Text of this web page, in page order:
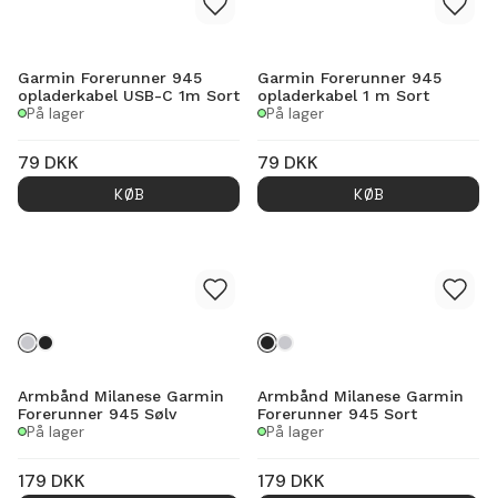
Garmin Forerunner 945
opladerkabel USB-C 1m Sort
På lager
79 DKK
KØB
Garmin Forerunner 945
opladerkabel 1 m Sort
På lager
79 DKK
KØB
Armbånd Milanese Garmin
Forerunner 945 Sølv
På lager
179 DKK
Armbånd Milanese Garmin
Forerunner 945 Sort
På lager
179 DKK